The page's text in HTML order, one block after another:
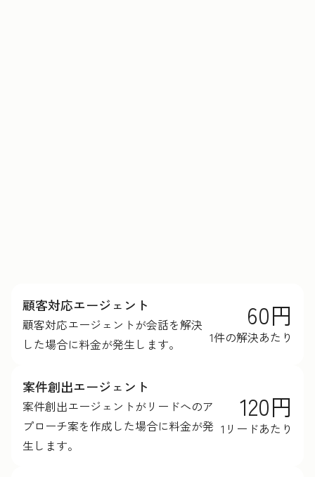
顧客対応エージェント
顧客対応エージェントが会話を解決
した場合に料金が発生します。
60円
1件の解決あたり
案件創出エージェント
案件創出エージェントがリードへのア
プローチ案を作成した場合に料金が発
生します。
120円
1リードあたり